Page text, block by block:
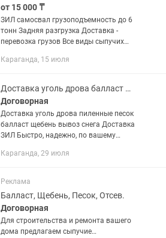
от 15 000 ₸
ЗИЛ самосвал грузоподъемность до 6
тонн Задняя разгрузка Доставка -
перевозка грузов Все виды сыпучих
строительные смеси в мешках и ТД
Караганда, 15 июля
Доставка уголь дрова балласт щебень вывоз строительного мусора и снега
Договорная
Доставка уголь дрова пиленные песок
балласт щебень вывоз снега Доставка
ЗИЛ Быстро, надежно, по вашему
Уголь, дрова (пиленные, колотые)
Караганда, 29 июля
Реклама
Балласт, Щебень, Песок, Отсев.
Договорная
Для строительства и ремонта вашего
дома предлагаем сыпучие